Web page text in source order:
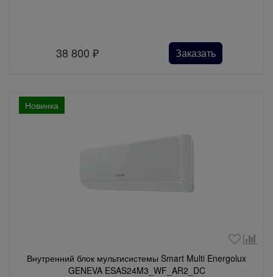
38 800₽ Заказать
Новинка
Внутренний блок мультисистемы Smart Multi Energolux
GENEVA ESAS24M3_WF_AR2_DC